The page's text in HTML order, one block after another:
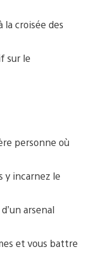
croisée des
sur le
personne où
y incarnez le
arsenal
et vous battre